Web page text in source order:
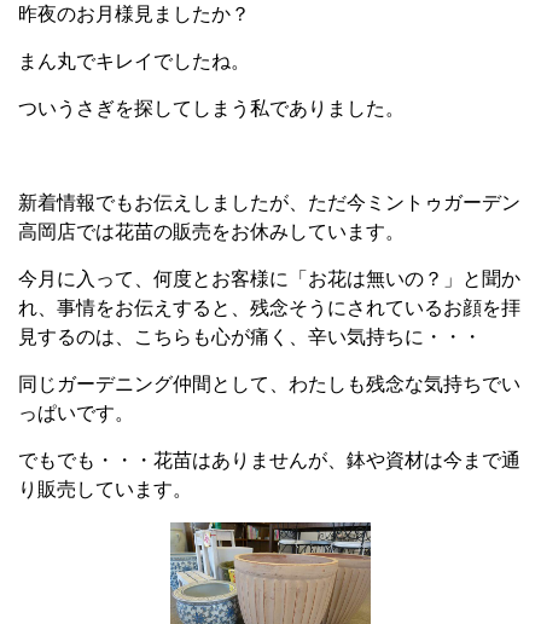
昨夜のお月様見ましたか？
まん丸でキレイでしたね。
ついうさぎを探してしまう私でありました。
新着情報でもお伝えしましたが、ただ今ミントゥガーデン
高岡店では花苗の販売をお休みしています。
今月に入って、何度とお客様に「お花は無いの？」と聞か
れ、事情をお伝えすると、残念そうにされているお顔を拝
見するのは、こちらも心が痛く、辛い気持ちに・・・
同じガーデニング仲間として、わたしも残念な気持ちでい
っぱいです。
でもでも・・・花苗はありませんが、鉢や資材は今まで通
り販売しています。